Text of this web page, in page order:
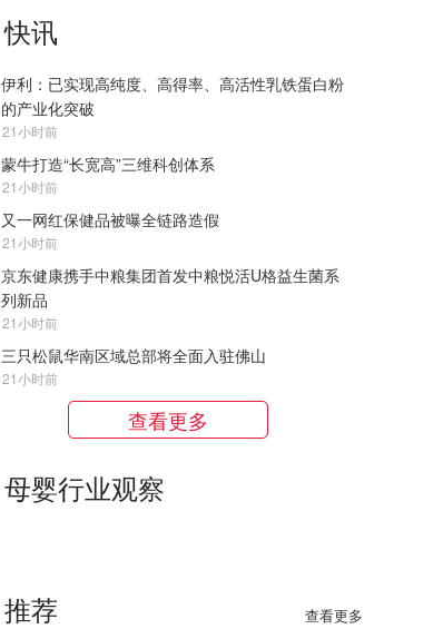
快讯
伊利：已实现高纯度、高得率、高活性乳铁蛋白粉
的产业化突破
21小时前
蒙牛打造“长宽高”三维科创体系
21小时前
又一网红保健品被曝全链路造假
21小时前
京东健康携手中粮集团首发中粮悦活U格益生菌系
列新品
21小时前
三只松鼠华南区域总部将全面入驻佛山
21小时前
查看更多
母婴行业观察
推荐 查看更多